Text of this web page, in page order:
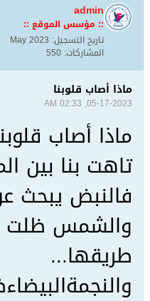
admin
:: مؤسس الموقع ::
تاريخ التسجيل: May 2023
المشاركات: 550
ماذا أصاب قلوبنا
05-17-2023, 02:33 AM
ماذا أصاب
تاهت بنا بين
فالنبض يبحث
والشمس ظلت
طريقها...